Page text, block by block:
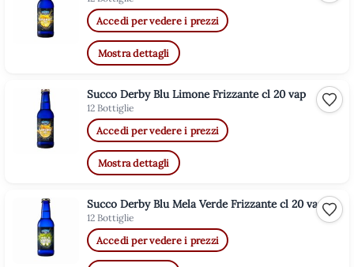
Accedi per vedere i prezzi
Mostra dettagli
Succo Derby Blu Limone Frizzante cl 20 vap
12 Bottiglie
Accedi per vedere i prezzi
Mostra dettagli
Succo Derby Blu Mela Verde Frizzante cl 20 vap
12 Bottiglie
Accedi per vedere i prezzi